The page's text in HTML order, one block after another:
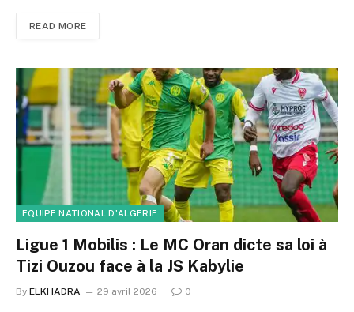
READ MORE
EQUIPE NATIONAL D'ALGERIE
Ligue 1 Mobilis : Le MC Oran dicte sa loi à
Tizi Ouzou face à la JS Kabylie
By ELKHADRA 29 avril 2026 0